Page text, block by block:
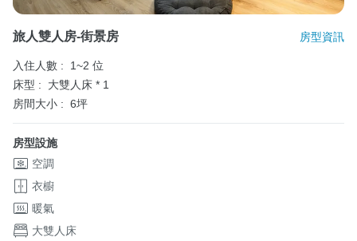
旅人雙人房-街景房 房型資訊
入住人數 :
1~2 位
床型 :
大雙人床 * 1
房間大小 : 6坪
房型設施
空調
衣櫥
暖氣
大雙人床